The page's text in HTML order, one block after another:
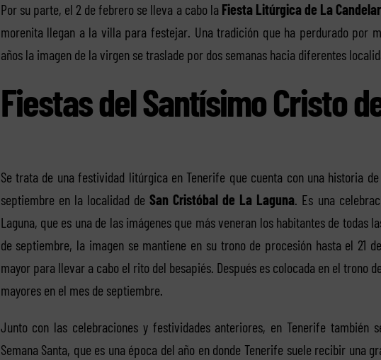
Por su parte, el 2 de febrero se lleva a cabo la Fiesta Litúrgica de La
morenita llegan a la villa para festejar. Una tradición que ha perdurado por
años la imagen de la virgen se traslade por dos semanas hacia diferentes
Fiestas del Santísimo Cristo
Se trata de una festividad litúrgica en Tenerife que cuenta con una historia
septiembre en la localidad deSan Cristóbal de La Laguna . Es una
Laguna, que es una de las imágenes que más veneran los habitantes de todas
de septiembre, la imagen se mantiene en su trono de procesión hasta el 21
mayor para llevar a cabo el rito del besapiés. Después es colocada en el trono
mayores en el mes de septiembre.
Junto con las celebraciones y festividades anteriores, en Tenerife también
Semana Santa, que es una época del año en donde Tenerife suele recibir una